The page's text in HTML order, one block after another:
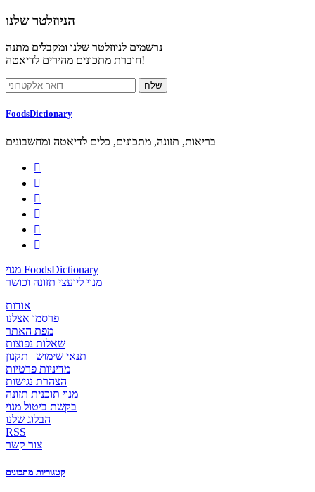
הניוזלטר שלנו
נרשמים לניוזלטר שלנו ומקבלים מתנה
חוברת מתכונים מהירים לדיאטה!
FoodsDictionary
בריאות, תזונה, מתכונים, כלים לדיאטה ומחשבונים






מנוי FoodsDictionary
מנוי ליועצי תזונה וכושר
אודות
פרסמו אצלנו
מפת האתר
שאלות נפוצות
תנאי שימוש | תקנון
מדיניות פרטיות
הצהרת נגישות
מנוי תוכנית תזונה
בקשת ביטול מנוי
הבלוג שלנו
RSS
צור קשר
קטגוריות מתכונים